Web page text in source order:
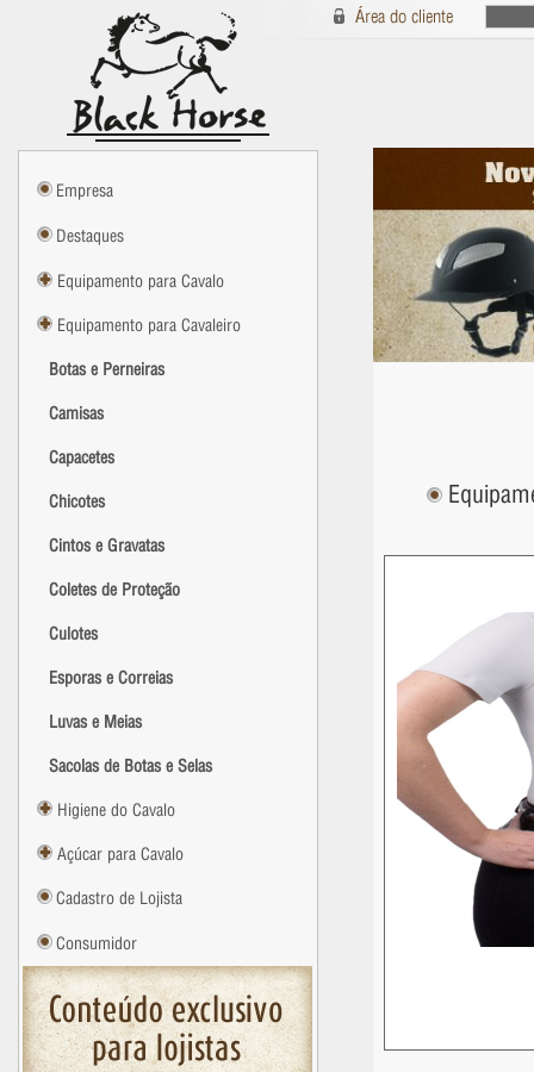
Empresa
Destaques
Equipamento para Cavalo
Equipamento para Cavaleiro
Botas e Perneiras
Camisas
Capacetes
Chicotes
Cintos e Gravatas
Coletes de Proteção
Culotes
Esporas e Correias
Luvas e Meias
Sacolas de Botas e Selas
Higiene do Cavalo
Açúcar para Cavalo
Cadastro de Lojista
Consumidor